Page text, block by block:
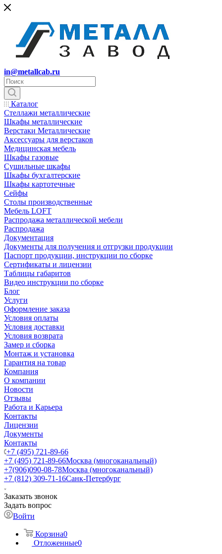
in@metallcab.ru
Каталог
Стеллажи металлические
Шкафы металлические
Верстаки Металлические
Аксессуары для верстаков
Медицинская мебель
Шкафы газовые
Сушильные шкафы
Шкафы бухгалтерские
Шкафы картотечные
Сейфы
Столы производственные
Мебель LOFT
Распродажа металлической мебели
Распродажа
Документация
Документы для получения и отгрузки продукции
Паспорт продукции, инструкции по сборке
Сертификаты и лицензии
Таблицы габаритов
Видео инструкции по сборке
Блог
Услуги
Оформление заказа
Условия оплаты
Условия доставки
Условия возврата
Замер и сборка
Монтаж и установка
Гарантия на товар
Компания
О компании
Новости
Отзывы
Работа и Карьера
Контакты
Лицензии
Документы
Контакты
+7 (495) 721-89-66
+7 (495) 721-89-66Москва (многоканальный)
+7(906)090-08-78Москва (многоканальный)
+7 (812) 309-71-16Санк-Петербург
Заказать звонок
Задать вопрос
Войти
Корзина0
Отложенные0